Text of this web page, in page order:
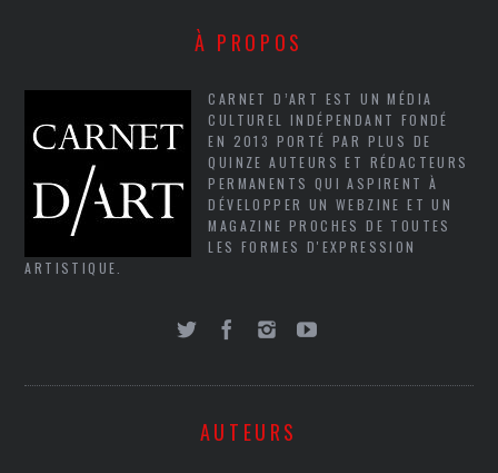
À PROPOS
CARNET D’ART EST UN MÉDIA
CULTUREL INDÉPENDANT FONDÉ
EN 2013 PORTÉ PAR PLUS DE
QUINZE AUTEURS ET RÉDACTEURS
PERMANENTS QUI ASPIRENT À
DÉVELOPPER UN WEBZINE ET UN
MAGAZINE PROCHES DE TOUTES
LES FORMES D'EXPRESSION
ARTISTIQUE.
AUTEURS